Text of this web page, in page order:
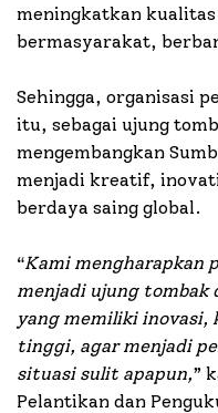
meningkatkan
bermasyarakat,
Sehingga, organisasi
itu, sebagai ujung
mengembangkan
menjadi kreatif,
berdaya saing global.
“Kami mengharapkan
menjadi ujung tombak
yang memiliki
tinggi, agar menjadi
situasi sulit apapun,”
Pelantikan dan